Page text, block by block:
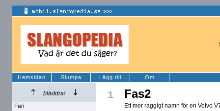
Hemsidan Slumpa Lägg till Om
bläddra!
Fari
1 Fas2
Ett mer raggigt namn för en Volvo